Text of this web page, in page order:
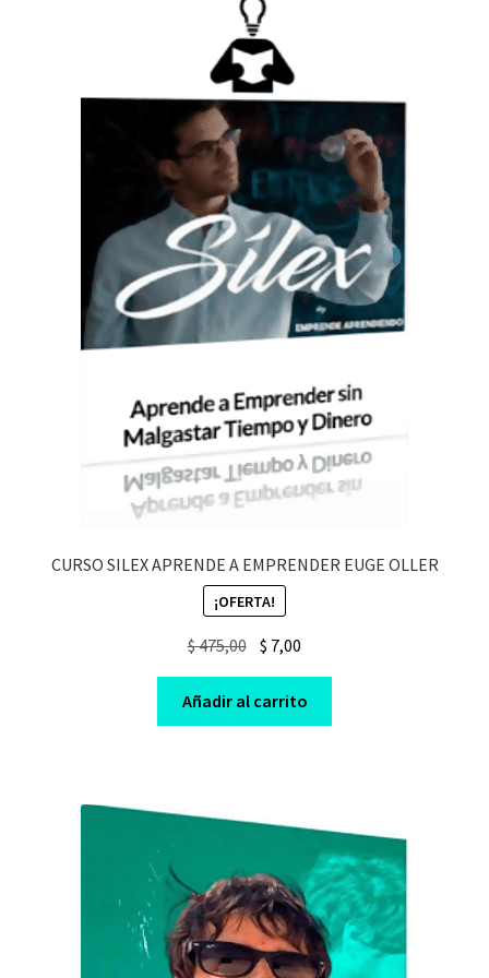
CURSO SILEX APRENDE A EMPRENDER EUGE OLLER
¡OFERTA!
$475,00 Original
price
was:
$ 475,00.
$ 7,00
price
is:
$ 7,00.
Añadir al carrito